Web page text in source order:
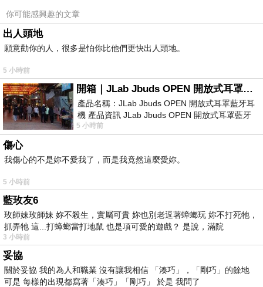
看看他拍攝的角度，竟也能感受到他拍
照時的心境~~
所以，
看我的拍照，每一張都是有它的故事存
在~
當然，
網路上傳的其他美好照片，我也會下載
儲存~
就如這些精美的蛋糕圖片~~
多少年了?
我也記不清了，可能至少也有20年了吧
~~
你可能感興趣的文章
出人頭地
願意勸你的人，很多是怕你比他們更快出人頭地。
5 小時前
開箱｜JLab Jbuds OPEN 開放式耳罩藍牙耳機 - 設計美學，輕巧、透氣、環境音全物理達成！
產品名稱：JLab Jbuds OPEN 開放式耳罩藍牙耳
機 產品資訊 JLab Jbuds OPEN 開放式耳罩藍牙
耳機評語：非常有特色，值得喜愛美型工
5 小時前
傷心
我傷心的不是妳不愛我了，而是我竟然這麼愛妳。
5 小時前
藍玫友6
玫師妹玫師妹 妳不殺生，實屬可貴 妳也別老逗著蟑螂玩 妳不打死牠，
抓弄牠 這...打蟑螂當打地鼠 也是項可愛的遊戲？ 是說，滿院
3 小時前
妥協
關於妥協 我的為人和職業 沒有讓我相信 「湊巧」，「剛巧」的餘地
可是 每樣的出現都寫著「湊巧」「剛巧」 於是 我問了